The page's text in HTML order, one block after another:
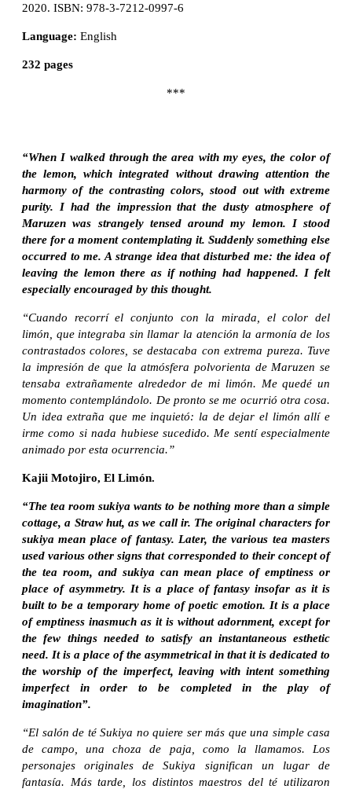
2020. ISBN: 978-3-7212-0997-6
Language: English
232 pages
***
“When I walked through the area with my eyes, the color of
the lemon, which integrated without drawing attention the
harmony of the contrasting colors, stood out with extreme
purity. I had the impression that the dusty atmosphere of
Maruzen was strangely tensed around my lemon. I stood
there for a moment contemplating it. Suddenly something else
occurred to me. A strange idea that disturbed me: the idea of
leaving the lemon there as if nothing had happened. I felt
especially encouraged by this thought.
“Cuando recorrí el conjunto con la mirada, el color del
limón, que integraba sin llamar la atención la armonía de los
contrastados colores, se destacaba con extrema pureza. Tuve
la impresión de que la atmósfera polvorienta de Maruzen se
tensaba extrañamente alrededor de mi limón. Me quedé un
momento contemplándolo. De pronto se me ocurrió otra cosa.
Un idea extraña que me inquietó: la de dejar el limón allí e
irme como si nada hubiese sucedido. Me sentí especialmente
animado por esta ocurrencia.”
Kajii Motojiro, El Limón.
“The tea room sukiya wants to be nothing more than a simple
cottage, a Straw hut, as we call ir. The original characters for
sukiya mean place of fantasy. Later, the various tea masters
used various other signs that corresponded to their concept of
the tea room, and sukiya can mean place of emptiness or
place of asymmetry. It is a place of fantasy insofar as it is
built to be a temporary home of poetic emotion. It is a place
of emptiness inasmuch as it is without adornment, except for
the few things needed to satisfy an instantaneous esthetic
need. It is a place of the asymmetrical in that it is dedicated to
the worship of the imperfect, leaving with intent something
imperfect in order to be completed in the play of
imagination”.
“El salón de té Sukiya no quiere ser más que una simple casa
de campo, una choza de paja, como la llamamos. Los
personajes originales de Sukiya significan un lugar de
fantasía. Más tarde, los distintos maestros del té utilizaron